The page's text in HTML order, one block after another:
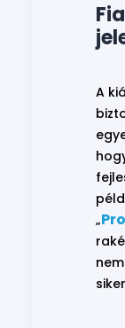
A
„